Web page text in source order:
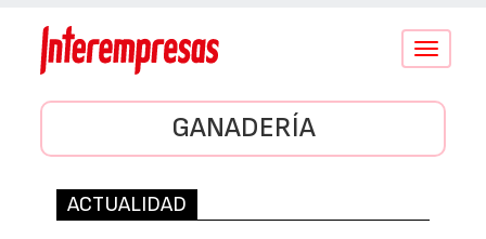
Conmutar
GANADERÍA
ACTUALIDAD